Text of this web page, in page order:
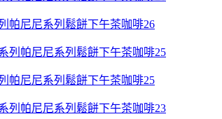
帕尼尼系列鬆餅下午茶咖啡26
帕尼尼系列鬆餅下午茶咖啡25